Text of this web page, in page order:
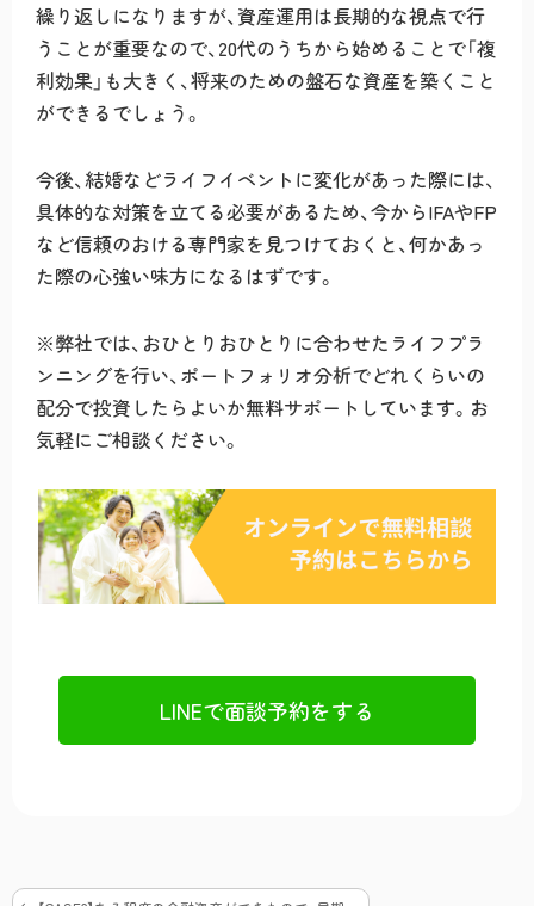
繰り返しになりますが、資産運用は長期的な視点で行
うことが重要なので、20代のうちから始めることで「複
利効果」も大きく、将来のための盤石な資産を築くこと
ができるでしょう。
今後、結婚などライフイベントに変化があった際には、
具体的な対策を立てる必要があるため、今からIFAやFP
など信頼のおける専門家を見つけておくと、何かあっ
た際の心強い味方になるはずです。
※弊社では、おひとりおひとりに合わせたライフプラ
ンニングを行い、ポートフォリオ分析でどれくらいの
配分で投資したらよいか無料サポートしています。お
気軽にご相談ください。
LINEで面談予約をする